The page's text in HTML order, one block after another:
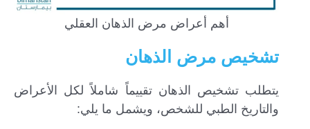
أهم أعراض مرض الذهان العقلي
تشخيص مرض الذهان
يتطلب تشخيص الذهان تقييماً شاملاً لكل الأعراض
والتاريخ الطبي للشخص، ويشمل ما يلي: